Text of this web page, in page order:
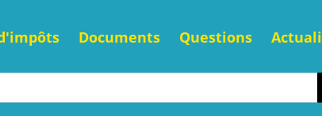
Documents Questions